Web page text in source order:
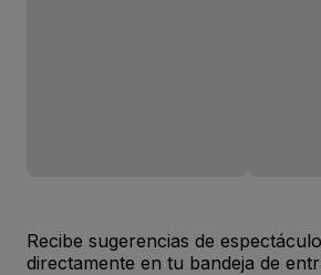
Recibe sugerencias de
directamente en tu bandeja de